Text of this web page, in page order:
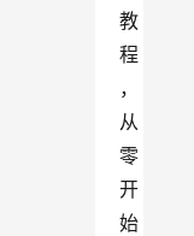
教
程
，
从
零
开
始